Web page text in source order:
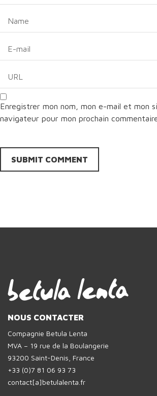
Enregistrer mon nom, mon e-mail et mon
navigateur pour mon prochain
NOUS CONTACTER
Compagnie Betula Lenta
MVA – 19 rue de la Boulangerie
93200 Saint-Denis, France
+33 (0)7 81 06 93 73
contact[a]betulalenta.fr